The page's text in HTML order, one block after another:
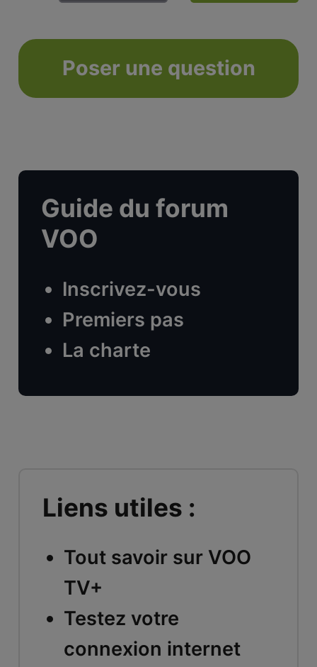
Poser une question
Guide du forum
VOO
Inscrivez-vous
Premiers pas
La charte
Liens utiles :
Tout savoir sur VOO
TV+
Testez votre
connexion internet